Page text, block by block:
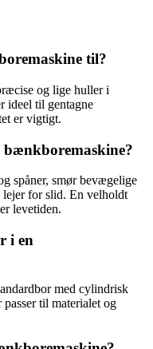
til?
og lige huller i
ideel til gentagne
er vigtigt.
spåner, smør bevægelige
lejer for slid. En velholdt
levetiden.
i en
med cylindrisk
til materialet og